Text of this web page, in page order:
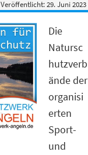
Veröffentlicht: 29. Juni 2023
Die
Natursc
hutzverb
ände der
organisi
erten
Sport-
und